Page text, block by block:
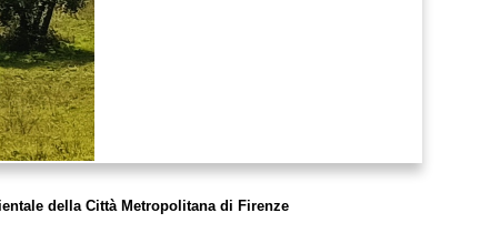
della Città Metropolitana di Firenze